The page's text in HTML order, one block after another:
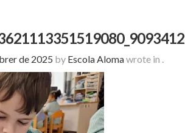
de 2025 by Escola Alomawrote in .